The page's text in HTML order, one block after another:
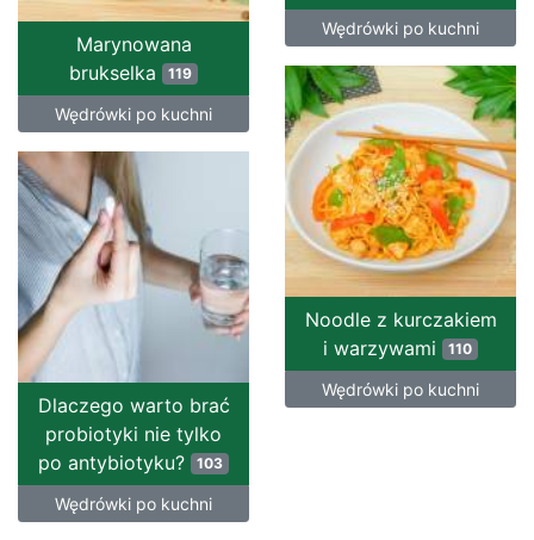
Wędrówki po kuchni
Marynowana
brukselka 119
Wędrówki po kuchni
Noodle z kurczakiem
i warzywami 110
Wędrówki po kuchni
Dlaczego warto brać
probiotyki nie tylko
po antybiotyku? 103
Wędrówki po kuchni